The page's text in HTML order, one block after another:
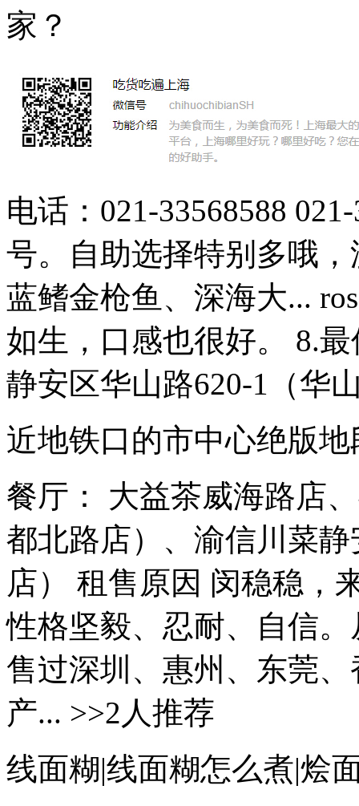
家？
电话：021-33568588
号。自助选择特别多哦
蓝鳍金枪鱼、深海大...
如生，口感也很好。 8.
静安区华山路620-1（华
近地铁口的市中心绝版
餐厅： 大益茶威海路店
都北路店）、渝信川菜
店） 租售原因 闵稳稳，
性格坚毅、忍耐、自信
售过深圳、惠州、东莞
产... >>2人推荐
线面糊|线面糊怎么煮|烩